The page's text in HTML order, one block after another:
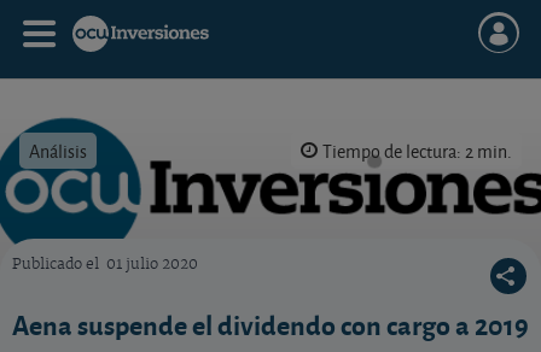
Análisis Tiempo de lectura: 2 min.
Publicado el 01 julio 2020
Aena suspende el dividendo con cargo a 2019